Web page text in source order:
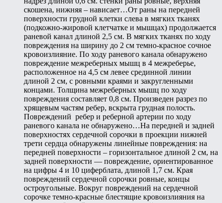
скошена, нижняя – нависает…От раны на передней
поверхности грудной клетки слева в мягких тканях
(подкожно-жировой клетчатке и мышцах) продолжается
раневой канал длиной 2,5 см. В мягких тканях по ходу
повреждения на ширину до 2 см темно-красное сочное
кровоизлияние. По ходу раневого канала обнаружено
повреждение межреберных мышц в 4 межреберье,
расположенное на 4,5 см левее срединной линии
длиной 2 см, с ровными краями и закругленными
концами. Толщина межреберных мышц по ходу
повреждения составляет 0,8 см. Произведен разрез по
хрящевым частям ребер, вскрыта грудная полость.
Повреждений ребер и реберной артерии по ходу
раневого канала не обнаружено…На передней и задней
поверхностях сердечной сорочки в проекции нижней
трети сердца обнаружены линейные повреждения: на
передней поверхности – горизонтальное длиной 2 см, на
задней поверхности — повреждение, ориентированное
на цифры 4 и 10 циферблата, длиной 1,7 см. Края
повреждений сердечной сорочки ровные, концы
остроугольные. Вокруг повреждений на сердечной
сорочке темно-красные блестящие кровоизлияния на